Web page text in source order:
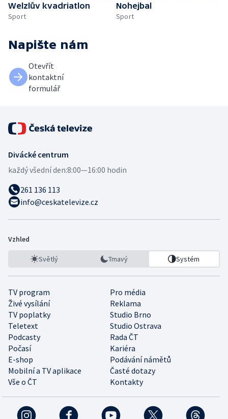
Welzlův kvadriatlon
Sport
Nohejbal
Sport
Napište nám
Otevřít
kontaktní
formulář
Divácké centrum
každý všední den:8:00—16:00 hodin
261 136 113
info@ceskatelevize.cz
Vzhled
Světlý Tmavý Systém
TV program
Pro média
Živé vysílání
Reklama
TV poplatky
Studio Brno
Teletext
Studio Ostrava
Podcasty
Rada ČT
Počasí
Kariéra
E-shop
Podávání námětů
Mobilní a TV aplikace
Časté dotazy
Vše o ČT
Kontakty